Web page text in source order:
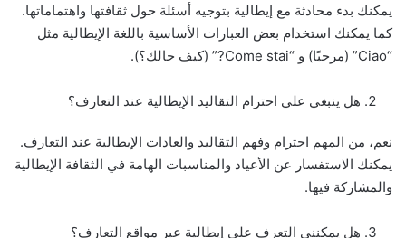
يمكنك بدء محادثة مع إيطالية بتوجيه أسئلة حول ثقافتها واهتماماتها.
كما يمكنك استخدام بعض العبارات الأساسية باللغة الإيطالية مثل
“Ciao” (مرحبًا) و “Come stai?” (كيف حالك؟).
هل ينبغي علي احترام التقاليد الإيطالية عند التعارف؟
نعم، من المهم احترام وفهم التقاليد والعادات الإيطالية عند التعارف.
يمكنك الاستفسار عن الأعياد والمناسبات الهامة في الثقافة الإيطالية
والمشاركة فيها.
هل يمكنني التعرف على إيطالية عبر مواقع التعارف؟